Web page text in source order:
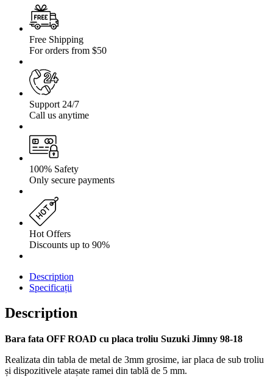
Free Shipping
For orders from $50
Support 24/7
Call us anytime
100% Safety
Only secure payments
Hot Offers
Discounts up to 90%
Description
Specificații
Description
Bara fata OFF ROAD cu placa troliu Suzuki Jimny 98-18
Realizata din tabla de metal de 3mm grosime, iar placa de sub troliu
și dispozitivele atașate ramei din tablă de 5 mm.